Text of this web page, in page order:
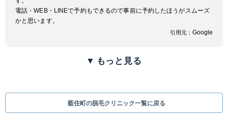
電話・WEB・LINEで予約もできるので事前に予約したほうがスムーズ
かと思います。
引用元： Google
▼ もっと見る
藍住町の脱毛クリニック一覧に戻る